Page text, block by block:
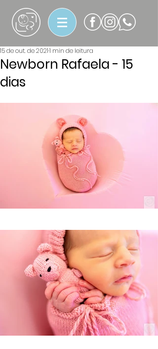
Newborn Rafaela - 15
dias
15 de out. de 20211 min de leitura